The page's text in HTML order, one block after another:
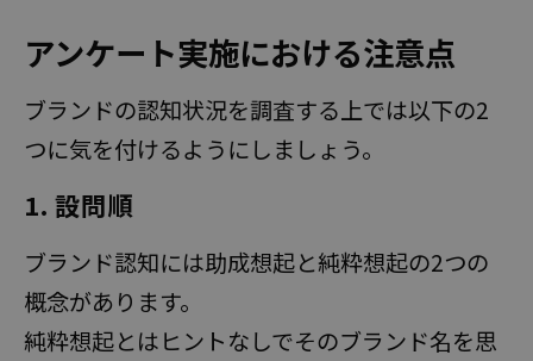
無料
アンケート実施における注意点
ブランドの認知状況を調査する上では以下の2
つに気を付けるようにしましょう。
1. 設問順
ブランド認知には助成想起と純粋想起の2つの
概念があります。
純粋想起とはヒントなしでそのブランド名を思